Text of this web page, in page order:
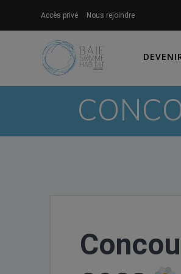
Accès privé Nous rejoindre